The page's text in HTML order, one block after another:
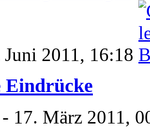
Juni 2011, 16:18
Eindrücke
- 17. März 2011,